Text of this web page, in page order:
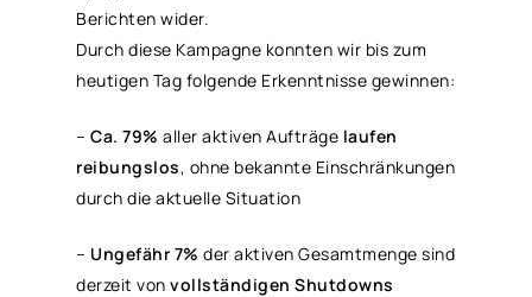
Berichten wider.
Durch diese Kampagne konnten wir bis zum
heutigen Tag folgende Erkenntnisse gewinnen:
–Ca. 79% aller aktiven Aufträge laufen
reibungslos, ohne bekannte Einschränkungen
durch die aktuelle Situation
– Ungefähr 7% der aktiven Gesamtmenge sind
derzeit von vollständigen Shutdowns